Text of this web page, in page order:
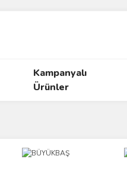
Kampanyalı
Ürünler